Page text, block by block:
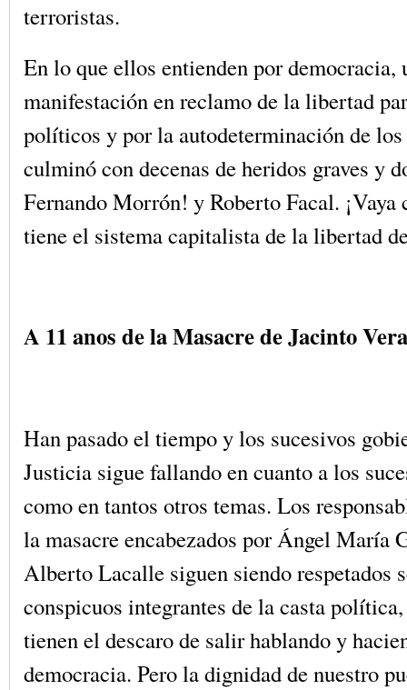
terroristas.
En lo que ellos entienden por democracia,
manifestación en reclamo de la libertad
políticos y por la autodeterminación de
culminó con decenas de heridos graves y
Fernando Morrón! y Roberto Facal. ¡Vaya
tiene el sistema capitalista de la libertad
A 11 anos de la Masacre de Jacinto
Han pasado el tiempo y los sucesivos
Justicia sigue fallando en cuanto a los
como en tantos otros temas. Los
la masacre encabezados por Ángel María
Alberto Lacalle siguen siendo respetados
conspicuos integrantes de la casta
tienen el descaro de salir hablando y
democracia. Pero la dignidad de nuestro